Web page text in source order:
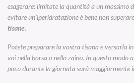
esagerare: limitate la quantità a un massimo
evitare un’iperidratazione è bene non
tisane.
Potete preparare la vostra tisana e versarla
voi nella borsa o nello zaino. In questo modo
poco durante la giornata sarà maggiormente